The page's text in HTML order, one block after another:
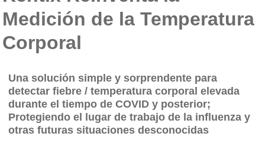
Medición de la Temperatura
Corporal
Una solución simple y sorprendente para
detectar fiebre / temperatura corporal elevada
durante el tiempo de COVID y posterior;
Protegiendo el lugar de trabajo de la influenza y
otras futuras situaciones desconocidas